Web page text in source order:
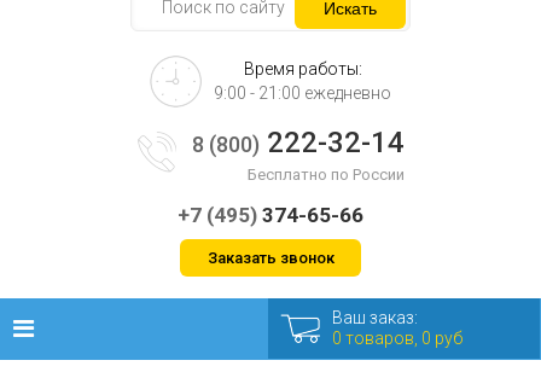
Время работы:
9:00 - 21:00 ежедневно
8 (800) 222-32-14
Бесплатно по России
+7 (495) 374-65-66
Заказать звонок
Ваш заказ:
0 товаров, 0 руб